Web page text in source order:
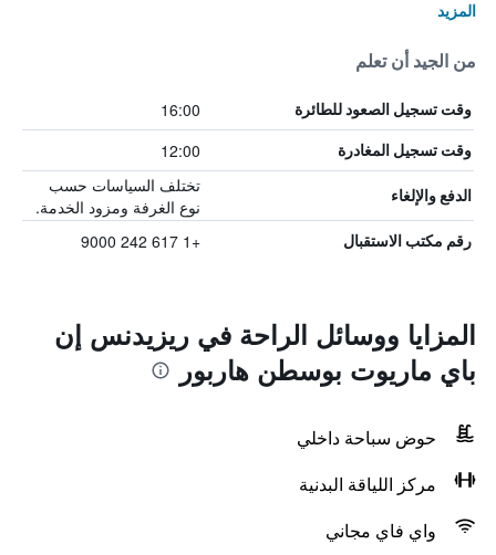
المزيد
من الجيد أن تعلم
وقت تسجيل الصعود للطائرة 16:00
وقت تسجيل المغادرة 12:00
الدفع والإلغاء
تختلف السياسات حسب
نوع الغرفة ومزود الخدمة.
رقم مكتب الاستقبال +1 617 242 9000
المزايا ووسائل الراحة في ريزيدنس إن
باي ماريوت بوسطن هاربور
حوض سباحة داخلي
مركز اللياقة البدنية
واي فاي مجاني